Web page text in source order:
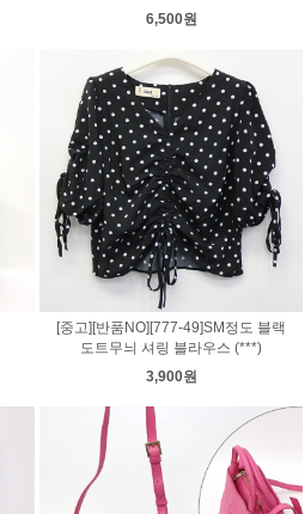
6,500원
[중고][반품NO][777-49]SM정도 블랙
도트무늬 셔링 블라우스 (***)
3,900원